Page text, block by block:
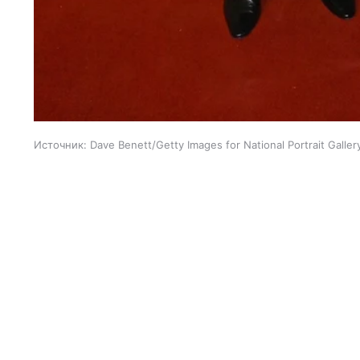
Источник: Dave Benett/Getty Images for National Portrait